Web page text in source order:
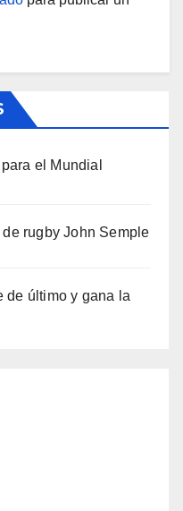
el Mundial
rugby John Semple
de último y gana la